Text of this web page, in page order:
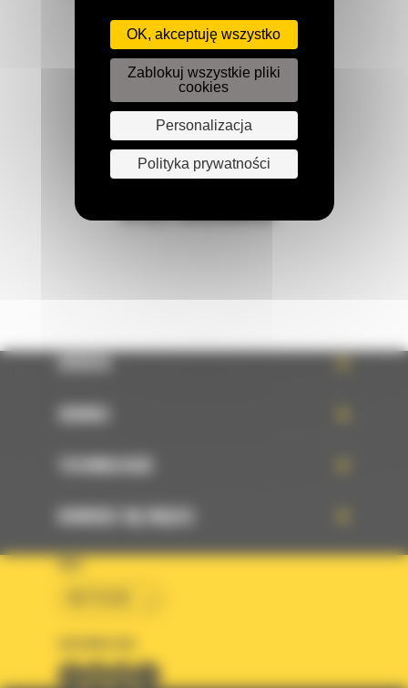
Zadzwoń do nas
122 100 122
OFERTA
SERWIS
TECHNOLOGIE
DOWIEDZ SIĘ WIĘCEJ
KRAJ
OK, akceptuję wszystko
Zablokuj wszystkie pliki
cookies
Personalizacja
Polityka prywatności